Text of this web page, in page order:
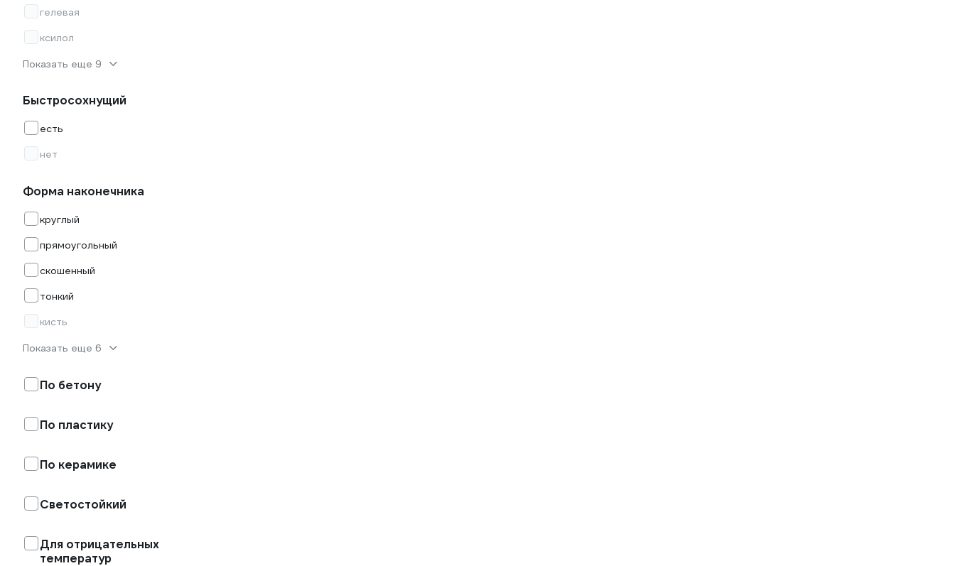
гелевая
ксилол
Показать еще 9
Быстросохнущий
есть
нет
Форма наконечника
круглый
прямоугольный
скошенный
тонкий
кисть
Показать еще 6
По бетону
По пластику
По керамике
Светостойкий
Для отрицательных
температур